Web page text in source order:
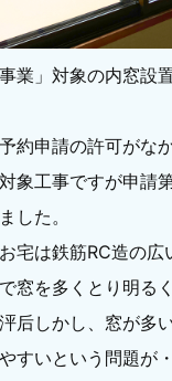
業」対象の内窓設
約申請の許可がな
象工事ですが申請
した。
宅は鉄筋RC造の広
窓を多くとり明る
后しかし、窓が多
すいという問題が・